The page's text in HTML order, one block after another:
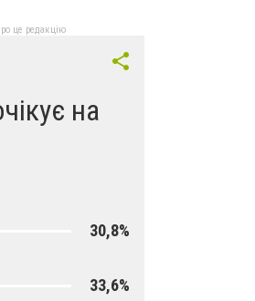
це редакцію
на
30,8%
33,6%